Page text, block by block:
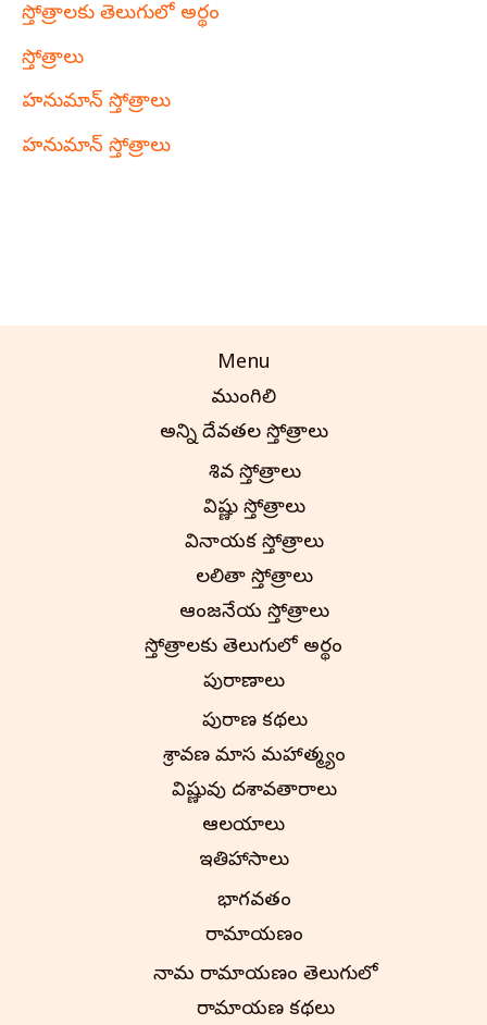
స్తోత్రాలకు తెలుగులో అర్థం
స్తోత్రాలు
హనుమాన్ స్తోత్రాలు
హనుమాన్ స్తోత్రాలు
Menu
ముంగిలి
అన్ని దేవతల స్తోత్రాలు
శివ స్తోత్రాలు
విష్ణు స్తోత్రాలు
వినాయక స్తోత్రాలు
లలితా స్తోత్రాలు
ఆంజనేయ స్తోత్రాలు
స్తోత్రాలకు తెలుగులో అర్థం
పురాణాలు
పురాణ కథలు
శ్రావణ మాస మహాత్మ్యం
విష్ణువు దశావతారాలు
ఆలయాలు
ఇతిహాసాలు
భాగవతం
రామాయణం
నామ రామాయణం తెలుగులో
రామాయణ కథలు